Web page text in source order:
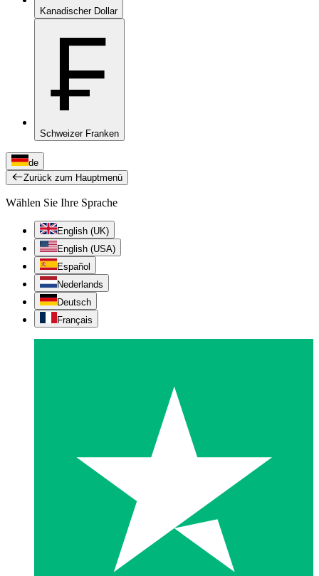
Kanadischer Dollar
₣
Schweizer Franken
de
Zurück zum Hauptmenü
Wählen Sie Ihre Sprache
English (UK)
English (USA)
Español
Nederlands
Deutsch
Français